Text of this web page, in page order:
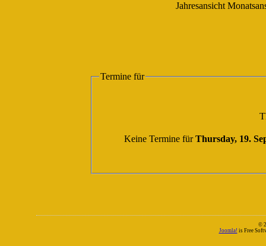
Jahresansicht
Termine für
Keine Termine fürThursday, 19.
©
Joomla! is Free